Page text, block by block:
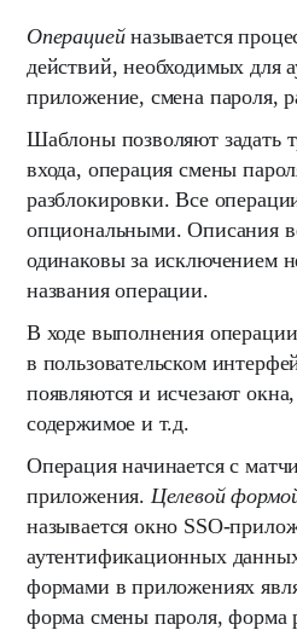
Операциейназывается
действий, необходимых для
приложение, смена пароля,
Шаблоны позволяют задать
входа, операция смены
разблокировки. Все
опциональными. Описания
одинаковы за исключением
названия операции.
В ходе выполнения
в пользовательском
появляются и исчезают
содержимое и т.д.
Операция начинается с
приложения. Целевой
называется окно SSO-
аутентификационных
формами в приложениях
форма смены пароля, форма